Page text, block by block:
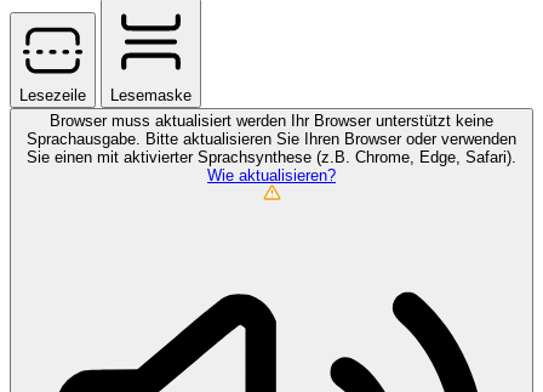
Lesezeile
Lesemaske
Browser muss aktualisiert werden
Ihr Browser unterstützt keine
Sprachausgabe. Bitte aktualisieren Sie Ihren Browser oder verwenden
Sie einen mit aktivierter Sprachsynthese (z.B. Chrome, Edge, Safari).
Wie aktualisieren?